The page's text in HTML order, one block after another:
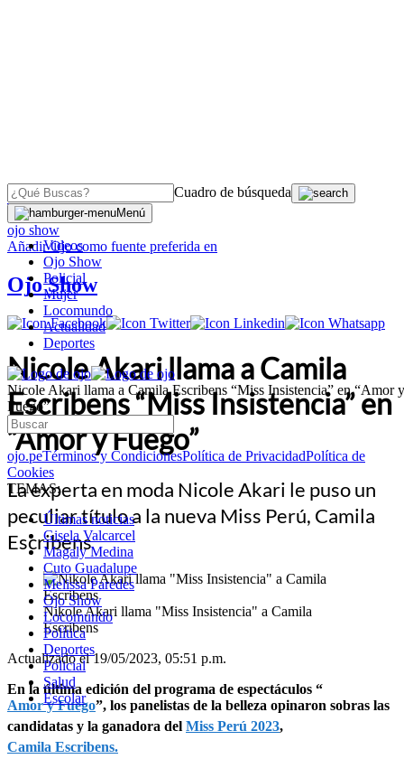
Cuadro de búsqueda
Menú
Videos
Ojo Show
Policial
Mujer
Locomundo
Actualidad
Deportes
Nicole Akari llama a Camila Escribens “Miss Insistencia” en “Amor y
Fuego”
ojo.peTérminos y CondicionesPolítica de PrivacidadPolítica de
Cookies
TEMAS:
Últimas noticias
Gisela Valcarcel
Magaly Medina
Cuto Guadalupe
Melissa Paredes
Ojo Show
Locomundo
Política
Deportes
Policial
Salud
Escolar
OJO
ojo show
AñadirOjocomo fuente preferida en
Ojo Show
Nicole Akari llama a Camila
Escribens “Miss Insistencia” en
“Amor y Fuego”
La experta en moda Nicole Akari le puso un
peculiar título a la nueva Miss Perú, Camila
Escribens
Nikole Akari llama "Miss Insistencia" a Camila
Escribens
Actualizado el 19/05/2023, 05:51 p.m.
En la última edición del programa de espectáculos “
Amor y Fuego”, los panelistas de la belleza opinaron sobras las
candidatas y la ganadora del Miss Perú 2023,
Camila Escribens.